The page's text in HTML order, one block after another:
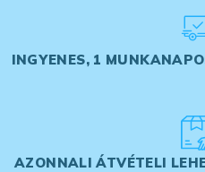
INGYENES, 1
AZONNALI ÁTVÉTELI